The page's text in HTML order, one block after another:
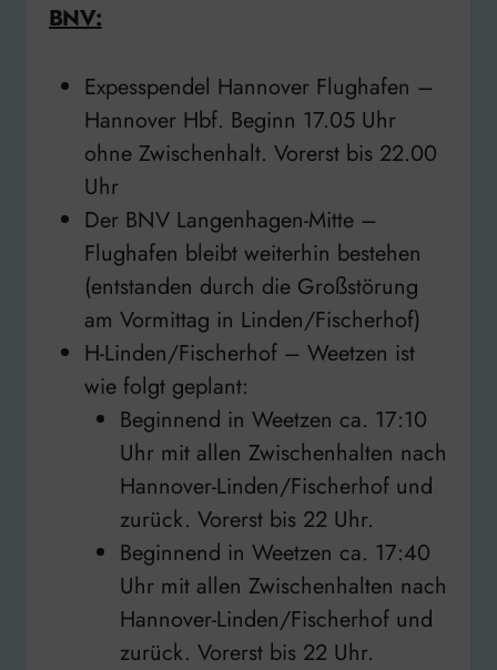
BNV:
Expesspendel Hannover Flughafen –
Hannover Hbf. Beginn 17.05 Uhr
ohne Zwischenhalt. Vorerst bis 22.00
Uhr
Der BNV Langenhagen-Mitte –
Flughafen bleibt weiterhin bestehen
(entstanden durch die Großstörung
am Vormittag in Linden/Fischerhof)
H-Linden/Fischerhof – Weetzen ist
wie folgt geplant:
Beginnend in Weetzen ca. 17:10
Uhr mit allen Zwischenhalten nach
Hannover-Linden/Fischerhof und
zurück. Vorerst bis 22 Uhr.
Beginnend in Weetzen ca. 17:40
Uhr mit allen Zwischenhalten nach
Hannover-Linden/Fischerhof und
zurück. Vorerst bis 22 Uhr.